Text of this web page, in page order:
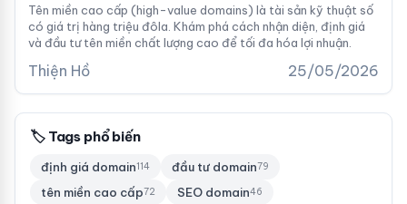
Tên miền cao cấp (high-value domains) là tài sản kỹ thuật số
có giá trị hàng triệu đôla. Khám phá cách nhận diện, định giá
và đầu tư tên miền chất lượng cao để tối đa hóa lợi nhuận.
Thiện Hồ 25/05/2026
🏷 Tags phổ biến
định giá domain114 đầu tư domain79
tên miền cao cấp72 SEO domain46